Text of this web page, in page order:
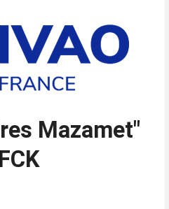
Mazamet"